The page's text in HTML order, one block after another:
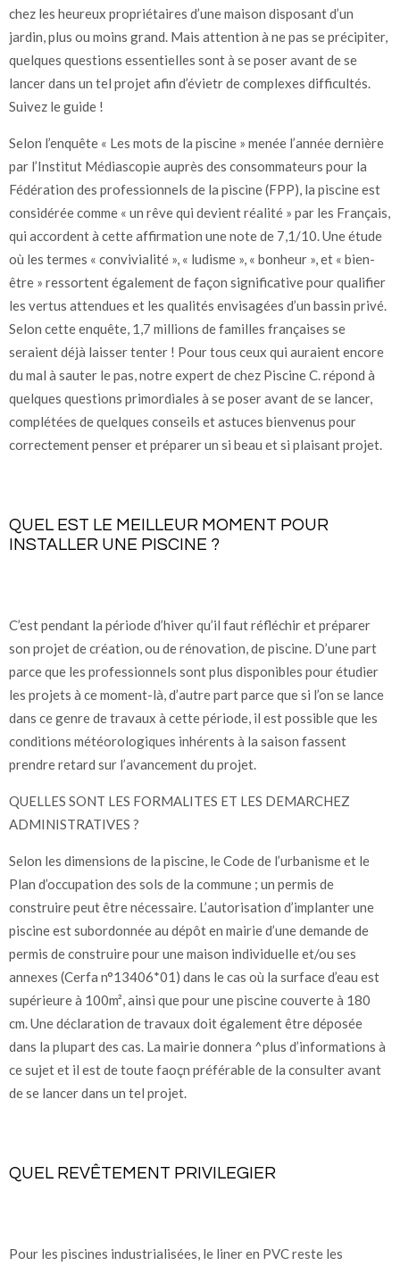
chez les heureux propriétaires d’une maison disposant d’un
jardin, plus ou moins grand. Mais attention à ne pas se précipiter,
quelques questions essentielles sont à se poser avant de se
lancer dans un tel projet afin d’évietr de complexes difficultés.
Suivez le guide !
Selon l’enquête « Les mots de la piscine » menée l’année dernière
par l’Institut Médiascopie auprès des consommateurs pour la
Fédération des professionnels de la piscine (FPP), la piscine est
considérée comme « un rêve qui devient réalité » par les Français,
qui accordent à cette affirmation une note de 7,1/10. Une étude
où les termes « convivialité », « ludisme », « bonheur », et « bien-
être » ressortent également de façon significative pour qualifier
les vertus attendues et les qualités envisagées d’un bassin privé.
Selon cette enquête, 1,7 millions de familles françaises se
seraient déjà laisser tenter ! Pour tous ceux qui auraient encore
du mal à sauter le pas, notre expert de chez Piscine C. répond à
quelques questions primordiales à se poser avant de se lancer,
complétées de quelques conseils et astuces bienvenus pour
correctement penser et préparer un si beau et si plaisant projet.
QUEL EST LE MEILLEUR MOMENT POUR
INSTALLER UNE PISCINE ?
C’est pendant la période d’hiver qu’il faut réfléchir et préparer
son projet de création, ou de rénovation, de piscine. D’une part
parce que les professionnels sont plus disponibles pour étudier
les projets à ce moment-là, d’autre part parce que si l’on se lance
dans ce genre de travaux à cette période, il est possible que les
conditions météorologiques inhérents à la saison fassent
prendre retard sur l’avancement du projet.
QUELLES SONT LES FORMALITES ET LES DEMARCHEZ
ADMINISTRATIVES ?
Selon les dimensions de la piscine, le Code de l’urbanisme et le
Plan d’occupation des sols de la commune ; un permis de
construire peut être nécessaire. L’autorisation d’implanter une
piscine est subordonnée au dépôt en mairie d’une demande de
permis de construire pour une maison individuelle et/ou ses
annexes (Cerfa n°13406*01) dans le cas où la surface d’eau est
supérieure à 100m², ainsi que pour une piscine couverte à 180
cm. Une déclaration de travaux doit également être déposée
dans la plupart des cas. La mairie donnera ^plus d’informations à
ce sujet et il est de toute faoçn préférable de la consulter avant
de se lancer dans un tel projet.
QUEL REVÊTEMENT PRIVILEGIER
Pour les piscines industrialisées, le liner en PVC reste les